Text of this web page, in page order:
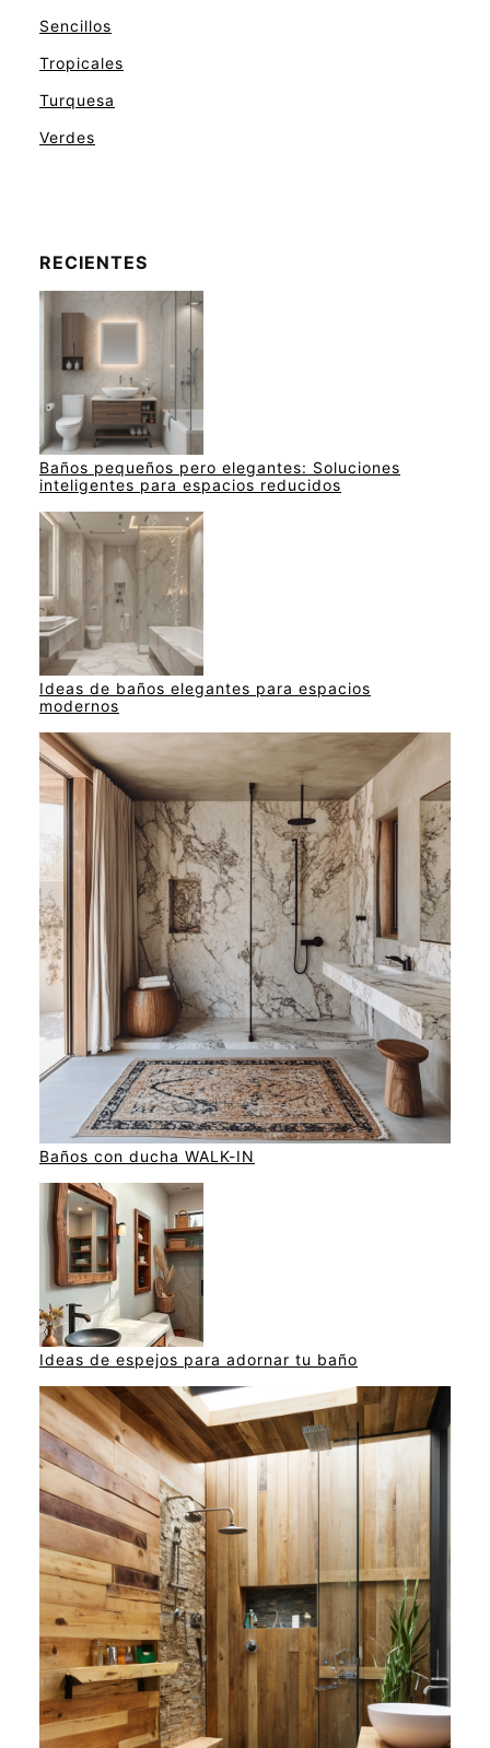
Sencillos
Tropicales
Turquesa
Verdes
RECIENTES
Baños pequeños pero elegantes: Soluciones
inteligentes para espacios reducidos
Ideas de baños elegantes para espacios
modernos
Baños con ducha WALK-IN
Ideas de espejos para adornar tu baño